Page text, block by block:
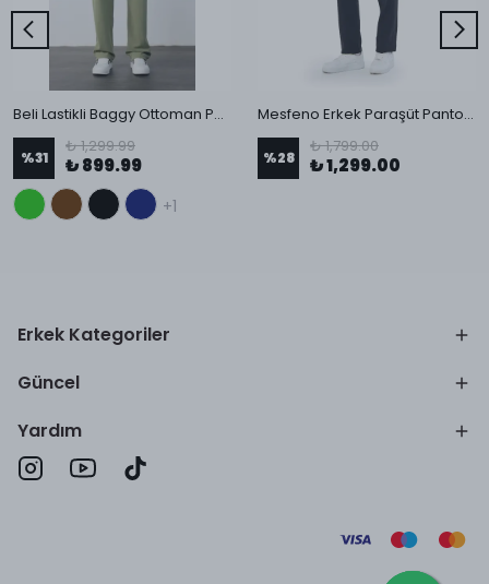
Beli Lastikli Baggy Ottoman Pantolon
%31
₺ 1,299.99
₺ 899.99
+1
Mesfeno Erkek Paraşüt Pantolon
%28
₺ 1,799.00
₺ 1,299.00
Erkek Kategoriler
Güncel
Yardım